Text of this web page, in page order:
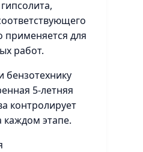
применяется для
работ.
бензотехнику
5-летняя
контролирует
каждом этапе.